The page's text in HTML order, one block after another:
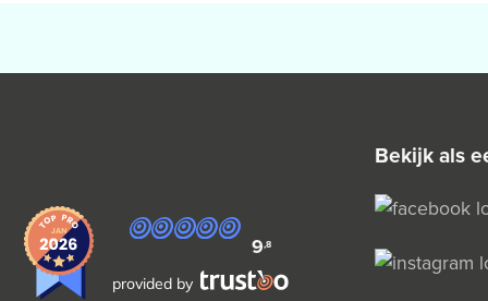
9,8
provided by
bekijk als